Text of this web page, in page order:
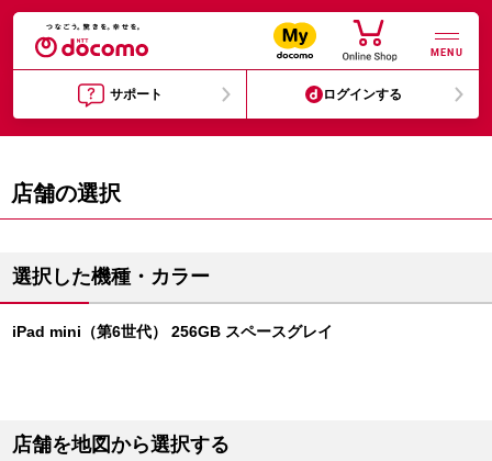
MENU
サポート ログインする
店舗の選択
選択した機種・カラー
iPad mini（第6世代） 256GB スペースグレイ
店舗を地図から選択する